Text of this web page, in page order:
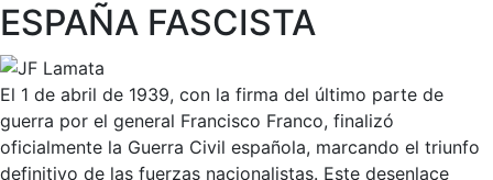
ESPAÑA FASCISTA
El 1 de abril de 1939, con la firma del último parte de
guerra por el general Francisco Franco, finalizó
oficialmente la Guerra Civil española, marcando el triunfo
definitivo de las fuerzas nacionalistas. Este desenlace